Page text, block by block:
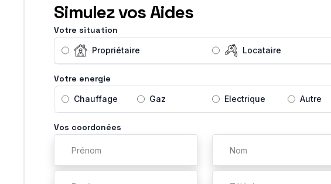
Simulez vos Aides
Votre situation
Propriétaire Locataire
Votre energie
Chauffage Gaz Electrique Autre
Vos coordonées